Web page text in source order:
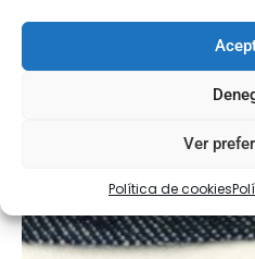
Ver
Política de cookies